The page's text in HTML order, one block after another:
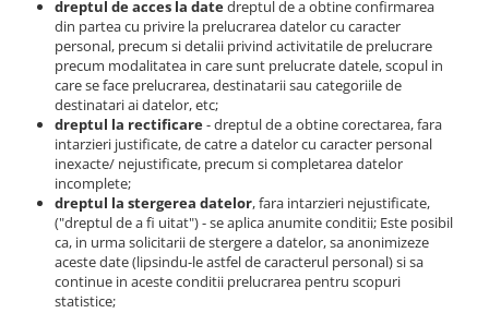
dreptul de acces la datedreptul de a obtine confirmarea
din partea cu privire la prelucrarea datelor cu caracter
personal, precum si detalii privind activitatile de prelucrare
precum modalitatea in care sunt prelucrate datele, scopul in
care se face prelucrarea, destinatarii sau categoriile de
destinatari ai datelor, etc;
dreptul la rectificare- dreptul de a obtine corectarea, fara
intarzieri justificate, de catre a datelor cu caracter personal
inexacte/ nejustificate, precum si completarea datelor
incomplete;
dreptul la stergerea datelor, fara intarzieri nejustificate,
("dreptul de a fi uitat") - se aplica anumite conditii; Este posibil
ca, in urma solicitarii de stergere a datelor, sa anonimizeze
aceste date (lipsindu-le astfel de caracterul personal) si sa
continue in aceste conditii prelucrarea pentru scopuri
statistice;